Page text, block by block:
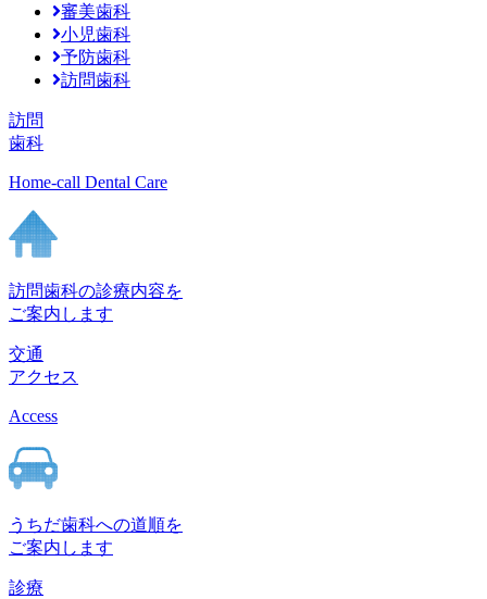
審美歯科
小児歯科
予防歯科
訪問歯科
訪問
歯科
Home-call Dental Care
訪問歯科の診療内容を
ご案内します
交通
アクセス
Access
うちだ歯科への道順を
ご案内します
診療